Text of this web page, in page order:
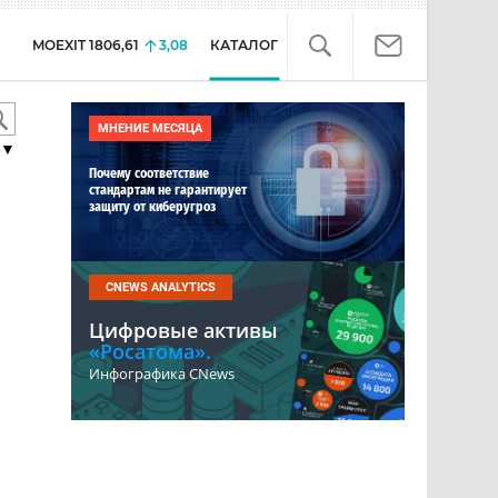
MOEXIT 1806,61 3,08 КАТАЛОГ
МНЕНИЕ МЕСЯЦА
Почему соответствие
стандартам не гарантирует
защиту от киберугроз
CNEWS ANALYTICS
Цифровые активы
«Росатома».
Инфографика CNews